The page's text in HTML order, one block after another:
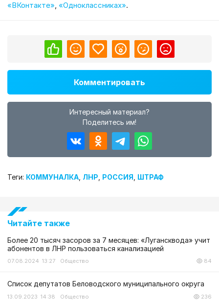
«ВКонтакте», «Одноклассниках».
Комментировать
Интересный материал?
Поделитесь им!
Теги: КОММУНАЛКА ЛНР РОССИЯ ШТРАФ
Читайте также
Более 20 тысяч засоров за 7 месяцев: «Лугансквода» учит
абонентов в ЛНР пользоваться канализацией
07.08.2024 13:27 Общество 84
Список депутатов Беловодского муниципального округа
13.09.2023 14:38 Общество 236